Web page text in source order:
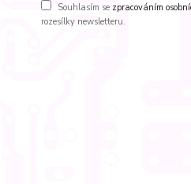
Souhlasím se zpracováním
rozesílky newsletteru.